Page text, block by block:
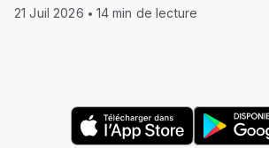
21 Juil 2026 14 min de lecture